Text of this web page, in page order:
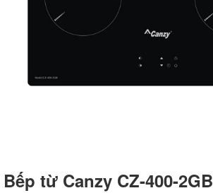
Bếp từ Canzy CZ-400-2GB